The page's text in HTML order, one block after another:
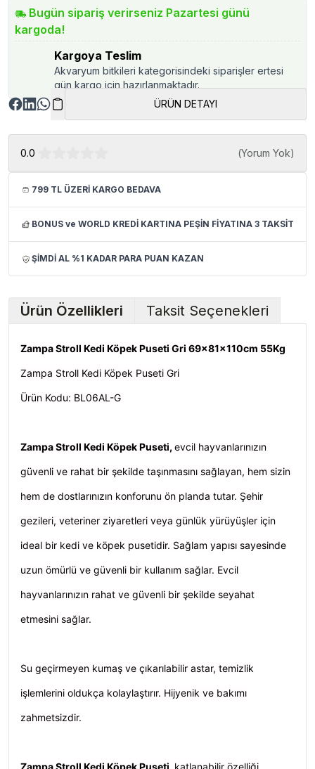
Bugün sipariş verirseniz Pazartesi günü
kargoda!
Kargoya Teslim
Akvaryum bitkileri kategorisindeki siparişler ertesi
gün kargo için hazırlanmaktadır.
ÜRÜN DETAYI
0.0 (Yorum Yok)
799 TL ÜZERİ KARGO BEDAVA
BONUS ve WORLD KREDİ KARTINA PEŞİN FİYATINA 3 TAKSİT
ŞİMDİ AL %1 KADAR PARA PUAN KAZAN
Ürün Özellikleri Taksit Seçenekleri
Zampa Stroll Kedi Köpek Puseti Gri 69x81x110cm 55Kg
Zampa Stroll Kedi Köpek Puseti Gri
Ürün Kodu: BL06AL-G
Zampa Stroll Kedi Köpek Puseti, evcil hayvanlarınızın
güvenli ve rahat bir şekilde taşınmasını sağlayan, hem sizin
hem de dostlarınızın konforunu ön planda tutar. Şehir
gezileri, veteriner ziyaretleri veya günlük yürüyüşler için
ideal bir kedi ve köpek pusetidir. Sağlam yapısı sayesinde
uzun ömürlü ve güvenli bir kullanım sağlar. Evcil
hayvanlarınızın rahat ve güvenli bir şekilde seyahat
etmesini sağlar.
Su geçirmeyen kumaş ve çıkarılabilir astar, temizlik
işlemlerini oldukça kolaylaştırır. Hijyenik ve bakımı
zahmetsizdir.
Zampa Stroll Kedi Köpek Puseti katlanabilir özelliği